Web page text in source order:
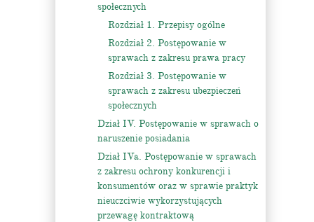
społecznych
Rozdział 1. Przepisy ogólne
Rozdział 2. Postępowanie w
sprawach z zakresu prawa pracy
Rozdział 3. Postępowanie w
sprawach z zakresu ubezpieczeń
społecznych
Dział IV. Postępowanie w sprawach o
naruszenie posiadania
Dział IVa. Postępowanie w sprawach
z zakresu ochrony konkurencji i
konsumentów oraz w sprawie praktyk
nieuczciwie wykorzystujących
przewagę kontraktową